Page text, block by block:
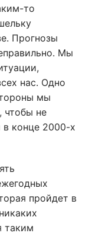
то
Прогнозы
Мы
нас. Одно
мы
чтобы не
в конце 2000-х
пройдет в
таким